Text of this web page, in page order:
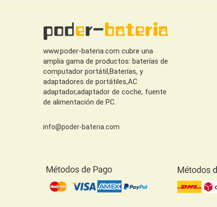
www.poder-bateria.com cubre una
amplia gama de productos: baterías de
computador portátil,Baterías, y
adaptadores de portátiles,AC
adaptador,adaptador de coche, fuente
de alimentación de PC.
info@poder-bateria.com